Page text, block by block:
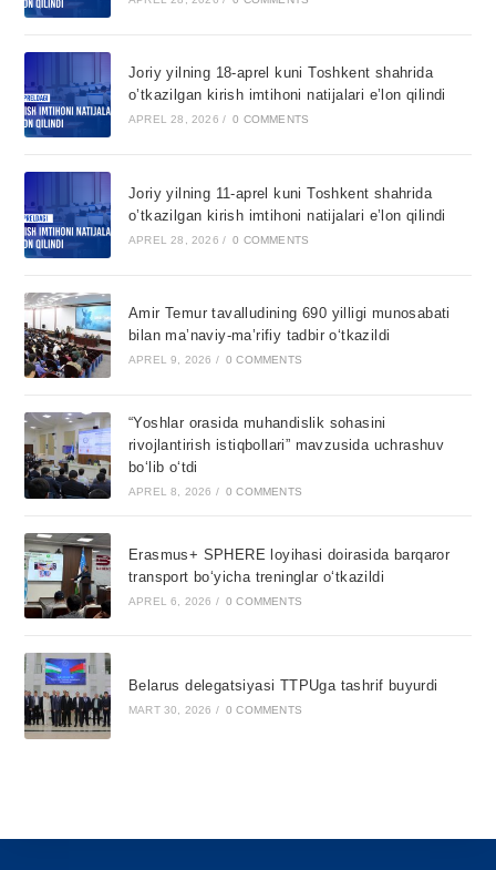
Joriy yilning 18-aprel kuni Toshkent shahrida
o’tkazilgan kirish imtihoni natijalari e’lon qilindi
APREL 28, 2026 / 0 COMMENTS
Joriy yilning 11-aprel kuni Toshkent shahrida
o’tkazilgan kirish imtihoni natijalari e’lon qilindi
APREL 28, 2026 / 0 COMMENTS
Amir Temur tavalludining 690 yilligi munosabati
bilan ma’naviy-ma’rifiy tadbir o‘tkazildi
APREL 9, 2026 / 0 COMMENTS
“Yoshlar orasida muhandislik sohasini
rivojlantirish istiqbollari” mavzusida uchrashuv
bo‘lib o‘tdi
APREL 8, 2026 / 0 COMMENTS
Erasmus+ SPHERE loyihasi doirasida barqaror
transport bo‘yicha treninglar o‘tkazildi
APREL 6, 2026 / 0 COMMENTS
Belarus delegatsiyasi TTPUga tashrif buyurdi
MART 30, 2026 / 0 COMMENTS